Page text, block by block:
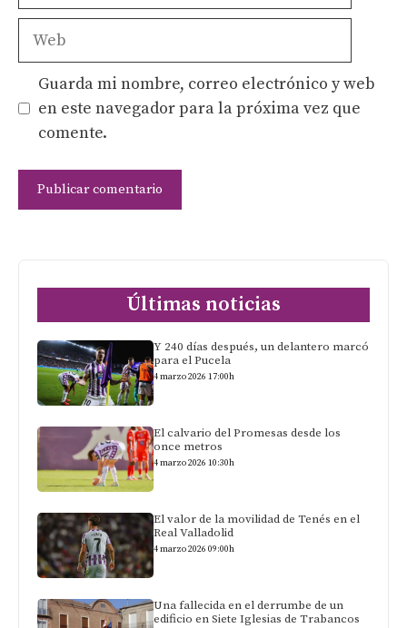
Web
Guarda mi nombre, correo electrónico y web
en este navegador para la próxima vez que
comente.
Últimas noticias
Y 240 días después, un delantero marcó
para el Pucela
4 marzo 2026 17:00h
El calvario del Promesas desde los
once metros
4 marzo 2026 10:30h
El valor de la movilidad de Tenés en el
Real Valladolid
4 marzo 2026 09:00h
Una fallecida en el derrumbe de un
edificio en Siete Iglesias de Trabancos